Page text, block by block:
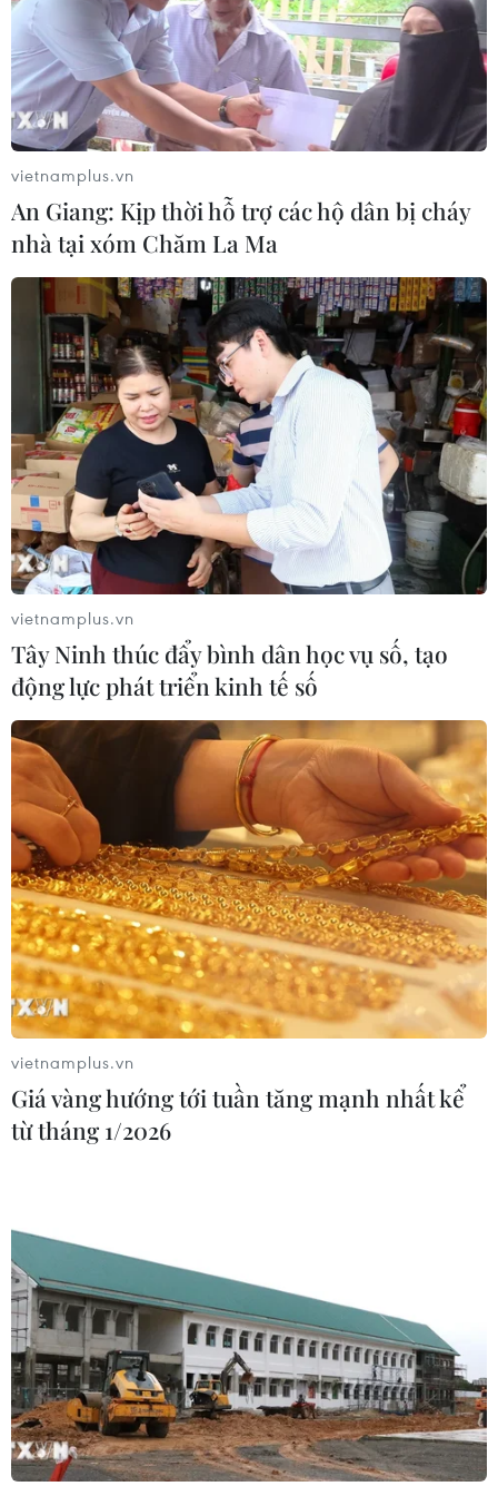
TIN CÙNG CHUYÊN MỤC
Phim Việt tham dự Liên hoan phim
ASEAN 2026 tại Hong Kong
07/08/2026 15:44
Khai mạc Lễ hội Việt Nam - Hàn
Quốc 2026 rực rỡ sắc màu văn hóa
07/08/2026 15:03
Ngày hội Văn hóa dân tộc Mông lần
thứ 4 sẽ diễn ra tại Điện Biên vào
tháng 10
07/08/2026 09:10
Bản Lồng - nơi văn hóa Mông hòa
nhịp cùng du lịch cộng đồng giữa
cổng trời Pha Đin
vietnamplus.vn
An Giang: Kịp thời hỗ trợ các hộ dân bị cháy
nhà tại xóm Chăm La Ma
vietnamplus.vn
Tây Ninh thúc đẩy bình dân học vụ số, tạo
động lực phát triển kinh tế số
vietnamplus.vn
Giá vàng hướng tới tuần tăng mạnh nhất kể
từ tháng 1/2026